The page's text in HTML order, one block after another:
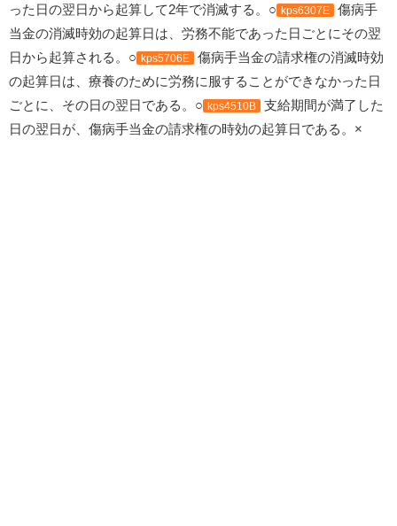
った日の翌日から起算して2年で消滅する。○ kps6307E
傷病手
当金の消滅時効の起算日は、労務不能であった日ごとにその翌
日から起算される。○ kps5706E
傷病手当金の請求権の消滅時効
の起算日は、療養のために労務に服することができなかった日
ごとに、その日の翌日である。○ kps4510B
支給期間が満了した
日の翌日が、傷病手当金の請求権の時効の起算日である。×